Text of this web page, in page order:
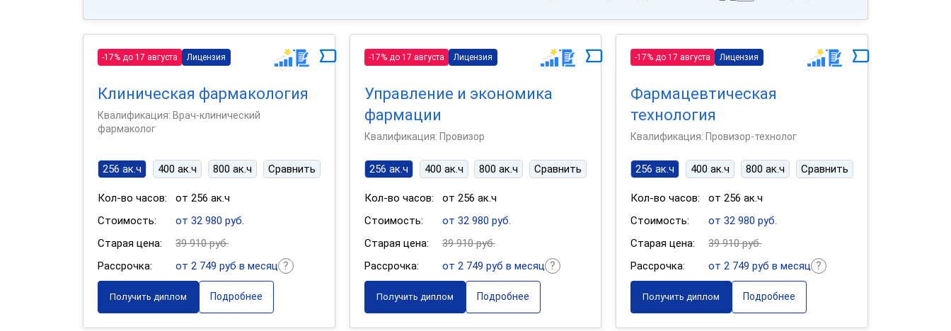
-17% до 17 августа Лицензия
Клиническая фармакология
Квалификация: Врач-клинический
фармаколог
256 ак.ч 400 ак.ч 800 ак.ч Сравнить
Кол-во часов:
от 256 ак.ч
Стоимость:
от 32 980 руб.
Старая цена:
39 910 руб.
Рассрочка:
от 2 749 руб в месяц
Получить диплом Подробнее
-17% до 17 августа Лицензия
Управление и экономика
фармации
Квалификация: Провизор
256 ак.ч 400 ак.ч 800 ак.ч Сравнить
Кол-во часов:
от 256 ак.ч
Стоимость:
от 32 980 руб.
Старая цена:
39 910 руб.
Рассрочка:
от 2 749 руб в месяц
Получить диплом Подробнее
-17% до 17 августа Лицензия
Фармацевтическая
технология
Квалификация: Провизор-технолог
256 ак.ч 400 ак.ч 800 ак.ч Сравнить
Кол-во часов:
от 256 ак.ч
Стоимость:
от 32 980 руб.
Старая цена:
39 910 руб.
Рассрочка:
от 2 749 руб в месяц
Получить диплом Подробнее